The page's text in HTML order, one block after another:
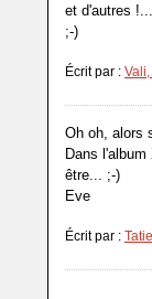
et d'autres !...
;-)
Écrit par :
Oh oh, alors
Dans
être... ;-)
Eve
Écrit par :